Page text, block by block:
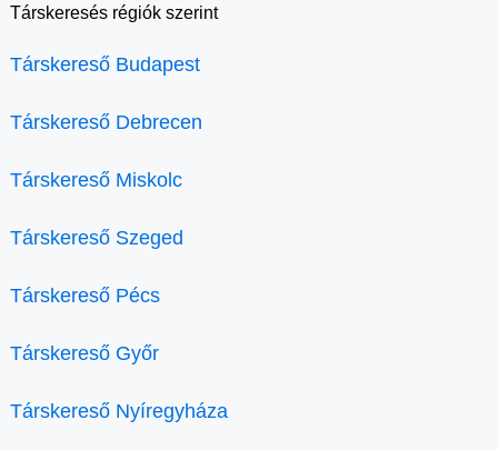
Társkeresés régiók szerint
Társkereső Budapest
Társkereső Debrecen
Társkereső Miskolc
Társkereső Szeged
Társkereső Pécs
Társkereső Győr
Társkereső Nyíregyháza